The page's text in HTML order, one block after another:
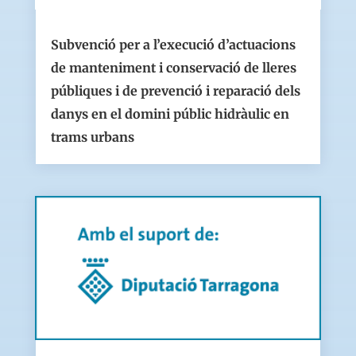
Subvenció per a l’execució d’actuacions
de manteniment i conservació de lleres
públiques i de prevenció i reparació dels
danys en el domini públic hidràulic en
trams urbans